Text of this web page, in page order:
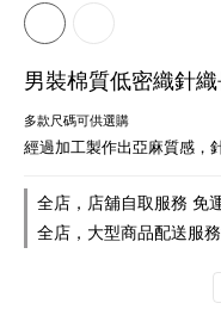
男裝棉質低密織針
多款尺碼可供選購
經過加工製作出亞麻質感，
全店，店舖自取服務 免
全店，大型商品配送服